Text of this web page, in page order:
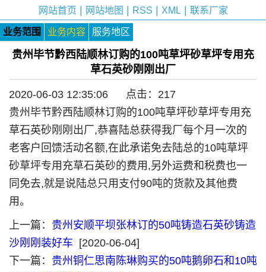
网站首页 网站地图 RSS XML| 联系厂家
业务范围 业务内容 服务地区
贵州毕节黔西陆顺林订购的100吨草坪砂草坪专用充
草石英砂刚刚出厂
2020-06-03 12:35:06 点击： 217
贵州毕节黔西陆顺林订购的100吨草坪砂草坪专用充
草石英砂刚刚出厂,恭喜陆总获得我厂每个月一次的
老客户回馈活动名额,在此承诺免去陆总的10吨草坪
砂草坪专用充草石英砂的费用,另外运费和税费也一
同免去,就是说陆总只用支付90吨的货款及其他费
用。
上一篇： 贵州安顺平坝张林订的50吨铸造石英砂铸造
沙刚刚装好车
[2020-06-04]
下一篇： 贵州铜仁思南陈琳购买的50吨鹅卵石和10吨